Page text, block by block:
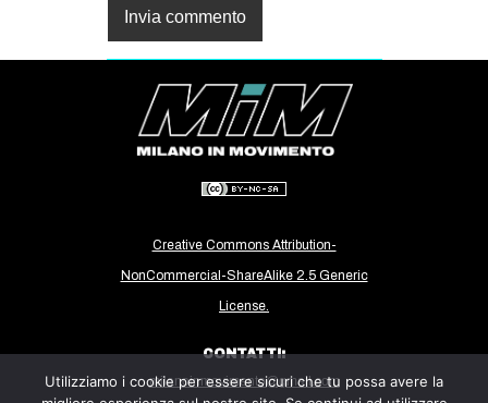
Creative Commons Attribution-
NonCommercial-ShareAlike 2.5 Generic
License.
CONTATTI:
milanoinmovimento@gmail.com
Utilizziamo i cookie per essere sicuri che tu possa avere la